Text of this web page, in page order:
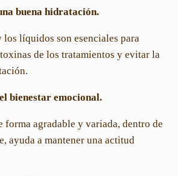
buena hidratación.
los líquidos son esenciales para
de los tratamientos y evitar la
bienestar emocional.
forma agradable y variada, dentro de
ayuda a mantener una actitud